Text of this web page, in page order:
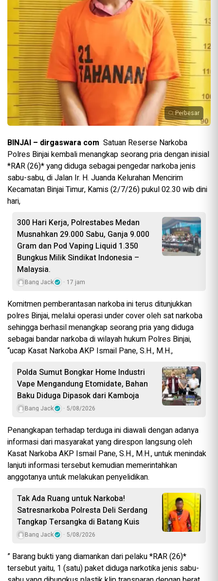
Perbesar
BINJAI – dirgaswara com Satuan Reserse Narkoba
Polres Binjai kembali menangkap seorang pria dengan inisial
*RAR (26)* yang diduga sebagai pengedar narkoba jenis
sabu-sabu, di Jalan Ir. H. Juanda Kelurahan Mencirim
Kecamatan Binjai Timur, Kamis (2/7/26) pukul 02.30 wib dini
hari,
300 Hari Kerja, Polrestabes Medan
Musnahkan 29.000 Sabu, Ganja 9.000
Gram dan Pod Vaping Liquid 1.350
Bungkus Milik Sindikat Indonesia –
Malaysia.
Bang Jack 17 jam
Komitmen pemberantasan narkoba ini terus ditunjukkan
polres Binjai, melalui operasi under cover oleh sat narkoba
sehingga berhasil menangkap seorang pria yang diduga
sebagai bandar narkoba di wilayah hukum Polres Binjai,
“ucap Kasat Narkoba AKP Ismail Pane, S.H., M.H.,
Polda Sumut Bongkar Home Industri
Vape Mengandung Etomidate, Bahan
Baku Diduga Dipasok dari Kamboja
Bang Jack 5/08/2026
Penangkapan terhadap terduga ini diawali dengan adanya
informasi dari masyarakat yang direspon langsung oleh
Kasat Narkoba AKP Ismail Pane, S.H., M.H., untuk menindak
lanjuti informasi tersebut kemudian memerintahkan
anggotanya untuk melakukan penyelidikan.
Tak Ada Ruang untuk Narkoba!
Satresnarkoba Polresta Deli Serdang
Tangkap Tersangka di Batang Kuis
Bang Jack 5/08/2026
” Barang bukti yang diamankan dari pelaku *RAR (26)*
tersebut yaitu, 1 (satu) paket diduga narkotika jenis sabu-